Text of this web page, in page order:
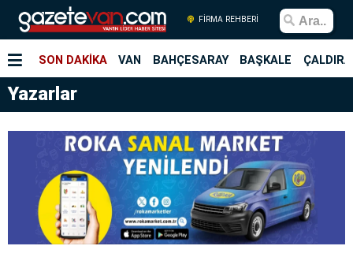
FİRMA REHBERİ
SON DAKİKA VAN BAHÇESARAY BAŞKALE
Yazarlar